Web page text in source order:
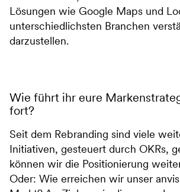
Lösungen wie Google Maps und
unterschiedlichsten Branchen
darzustellen.
Wie führt ihr eure
fort?
Seit dem Rebranding sind viele
Initiativen, gesteuert durch OKRs,
können wir die Positionierung
Oder: Wie erreichen wir unser